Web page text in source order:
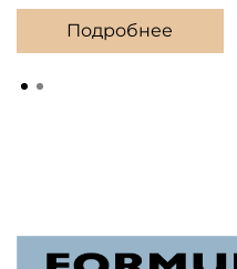
Подробнее